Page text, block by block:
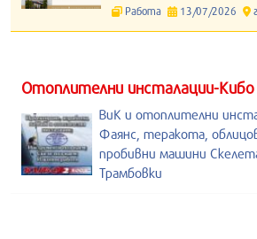
Работа 13/07/2026
Отоплителни инсталации-
ВиК и отоплителни
Фаянс, теракота,
пробивни машини
Трамбовки